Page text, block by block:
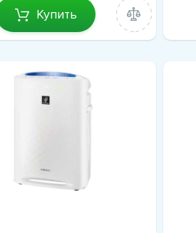
Купить